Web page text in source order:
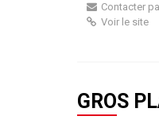
Contacter
Voir le site
GROS